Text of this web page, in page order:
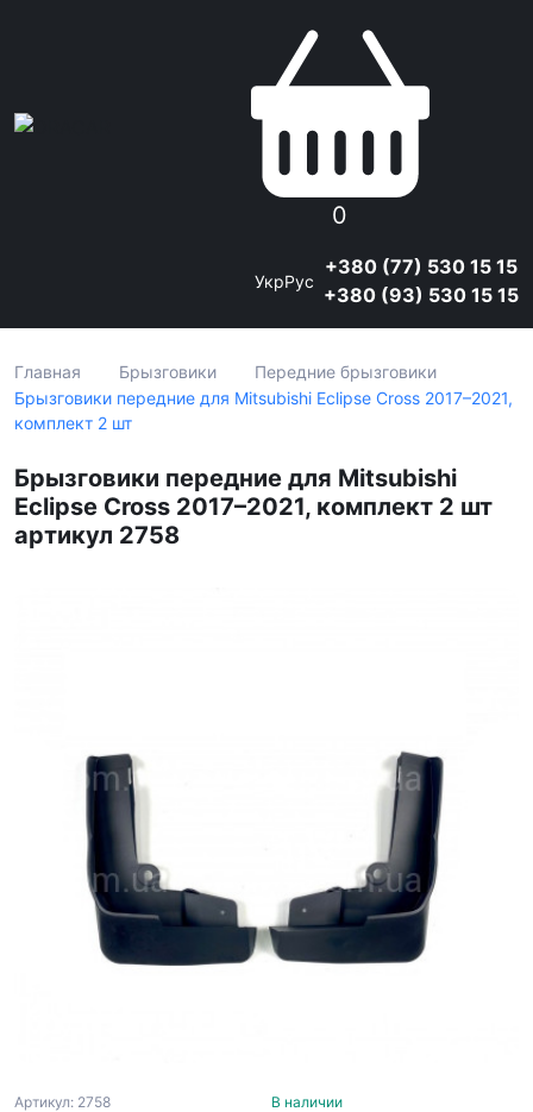
0
УкрРус
+380 (77) 530 15 15
+380 (93) 530 15 15
Главная Брызговики
Передние брызговики
Брызговики передние для Mitsubishi Eclipse Cross 2017–2021,
комплект 2 шт
Брызговики передние для Mitsubishi
Eclipse Cross 2017–2021, комплект 2 шт
артикул 2758
Артикул: 2758 В наличии